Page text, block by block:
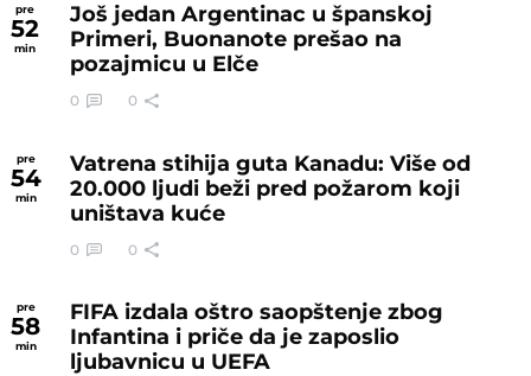
pre
52
min
Još jedan Argentinac u španskoj
Primeri, Buonanote prešao na
pozajmicu u Elče
0 0
pre
54
min
Vatrena stihija guta Kanadu: Više od
20.000 ljudi beži pred požarom koji
uništava kuće
0 0
pre
58
min
FIFA izdala oštro saopštenje zbog
Infantina i priče da je zaposlio
ljubavnicu u UEFA